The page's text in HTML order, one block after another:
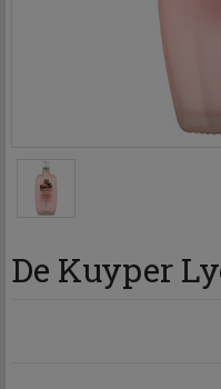
De Kuyper